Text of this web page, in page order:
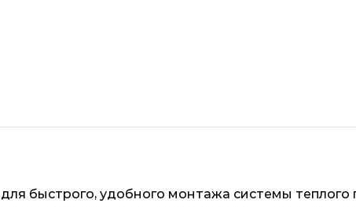
быстрого, удобного монтажа системы теплого